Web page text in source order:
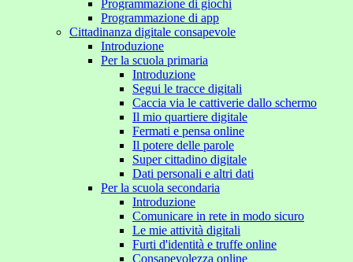
Programmazione di giochi
Programmazione di app
Cittadinanza digitale consapevole
Introduzione
Per la scuola primaria
Introduzione
Segui le tracce digitali
Caccia via le cattiverie dallo schermo
Il mio quartiere digitale
Fermati e pensa online
Il potere delle parole
Super cittadino digitale
Dati personali e altri dati
Per la scuola secondaria
Introduzione
Comunicare in rete in modo sicuro
Le mie attività digitali
Furti d'identità e truffe online
Consapevolezza online